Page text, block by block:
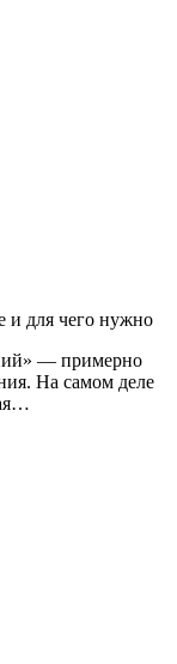
и для чего нужно
— примерно
На самом деле